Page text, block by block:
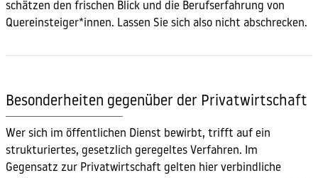
schätzen den frischen Blick und die Berufserfahrung von
Quereinsteiger*innen. Lassen Sie sich also nicht abschrecken.
Besonderheiten gegenüber der Privatwirtschaft
Wer sich im öffentlichen Dienst bewirbt, trifft auf ein
strukturiertes, gesetzlich geregeltes Verfahren. Im
Gegensatz zur Privatwirtschaft gelten hier verbindliche